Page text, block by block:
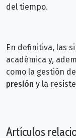
del tiempo.
En definitiva, las
académica y,
como la gestión
presión y la
Artículos